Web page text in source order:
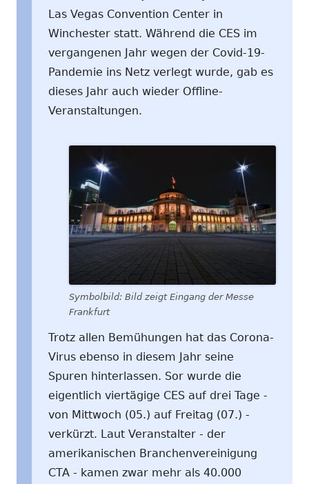
Las Vegas Convention Center in
Winchester statt. Während die CES im
vergangenen Jahr wegen der Covid-19-
Pandemie ins Netz verlegt wurde, gab es
dieses Jahr auch wieder Offline-
Veranstaltungen.
Symbolbild: Bild zeigt Eingang der Messe
Frankfurt
Trotz allen Bemühungen hat das Corona-
Virus ebenso in diesem Jahr seine
Spuren hinterlassen. Sor wurde die
eigentlich viertägige CES auf drei Tage -
von Mittwoch (05.) auf Freitag (07.) -
verkürzt. Laut Veranstalter - der
amerikanischen Branchenvereinigung
CTA - kamen zwar mehr als 40.000